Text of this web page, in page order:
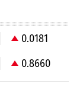
0.0181
0.8660